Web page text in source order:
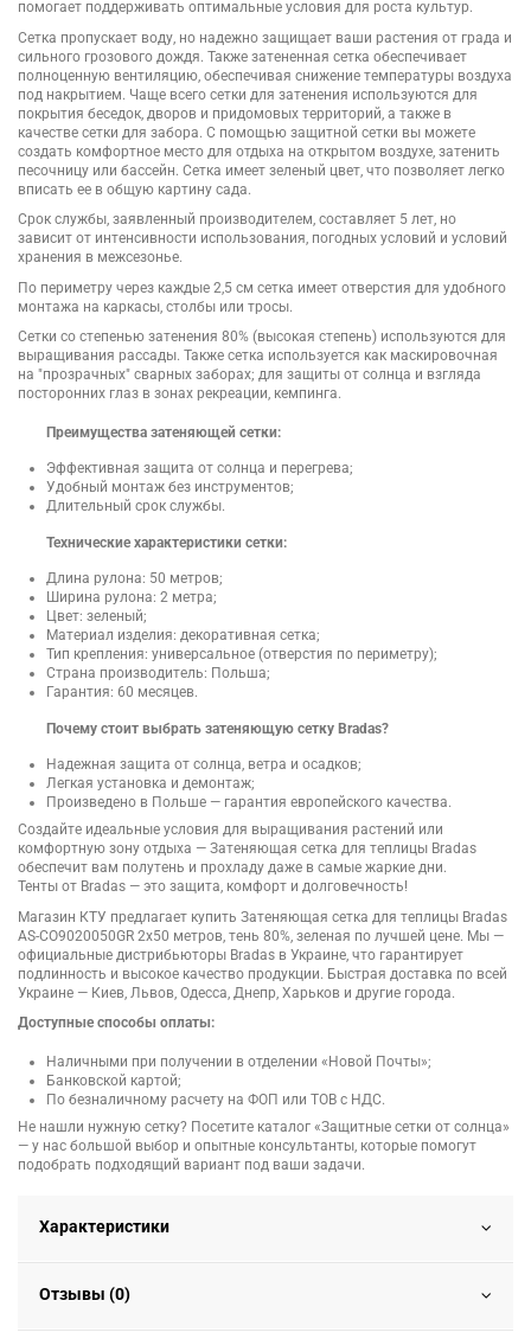
помогает поддерживать оптимальные условия для роста культур.
Сетка пропускает воду, но надежно защищает ваши растения от града и
сильного грозового дождя. Также затененная сетка обеспечивает
полноценную вентиляцию, обеспечивая снижение температуры воздуха
под накрытием. Чаще всего сетки для затенения используются для
покрытия беседок, дворов и придомовых территорий, а также в
качестве сетки для забора. С помощью защитной сетки вы можете
создать комфортное место для отдыха на открытом воздухе, затенить
песочницу или бассейн. Сетка имеет зеленый цвет, что позволяет легко
вписать ее в общую картину сада.
Срок службы, заявленный производителем, составляет 5 лет, но
зависит от интенсивности использования, погодных условий и условий
хранения в межсезонье.
По периметру через каждые 2,5 см сетка имеет отверстия для удобного
монтажа на каркасы, столбы или тросы.
Сетки со степенью затенения 80% (высокая степень) используются для
выращивания рассады. Также сетка используется как маскировочная
на "прозрачных" сварных заборах; для защиты от солнца и взгляда
посторонних глаз в зонах рекреации, кемпинга.
Преимущества затеняющей сетки:
Эффективная защита от солнца и перегрева;
Удобный монтаж без инструментов;
Длительный срок службы.
Технические характеристики сетки:
Длина рулона: 50 метров;
Ширина рулона: 2 метра;
Цвет: зеленый;
Материал изделия: декоративная сетка;
Тип крепления: универсальное (отверстия по периметру);
Страна производитель: Польша;
Гарантия: 60 месяцев.
Почему стоит выбрать затеняющую сетку Bradas?
Надежная защита от солнца, ветра и осадков;
Легкая установка и демонтаж;
Произведено в Польше — гарантия европейского качества.
Создайте идеальные условия для выращивания растений или
комфортную зону отдыха — Затеняющая сетка для теплицы Bradas
обеспечит вам полутень и прохладу даже в самые жаркие дни.
Тенты от Bradas — это защита, комфорт и долговечность!
Магазин КТУ предлагает купить Затеняющая сетка для теплицы Bradas
AS-CO9020050GR 2х50 метров, тень 80%, зеленая по лучшей цене. Мы —
официальные дистрибьюторы Bradas в Украине, что гарантирует
подлинность и высокое качество продукции. Быстрая доставка по всей
Украине — Киев, Львов, Одесса, Днепр, Харьков и другие города.
Доступные способы оплаты:
Наличными при получении в отделении «Новой Почты»;
Банковской картой;
По безналичному расчету на ФОП или ТОВ с НДС.
Не нашли нужную сетку? Посетите каталог «Защитные сетки от солнца»
— у нас большой выбор и опытные консультанты, которые помогут
подобрать подходящий вариант под ваши задачи.
Характеристики
Отзывы (0)